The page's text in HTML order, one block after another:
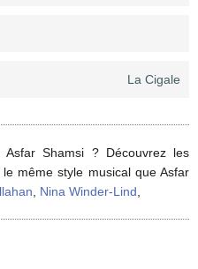
La Cigale
Shamsi ? Découvrez les
même style musical que Asfar
Nina Winder-Lind